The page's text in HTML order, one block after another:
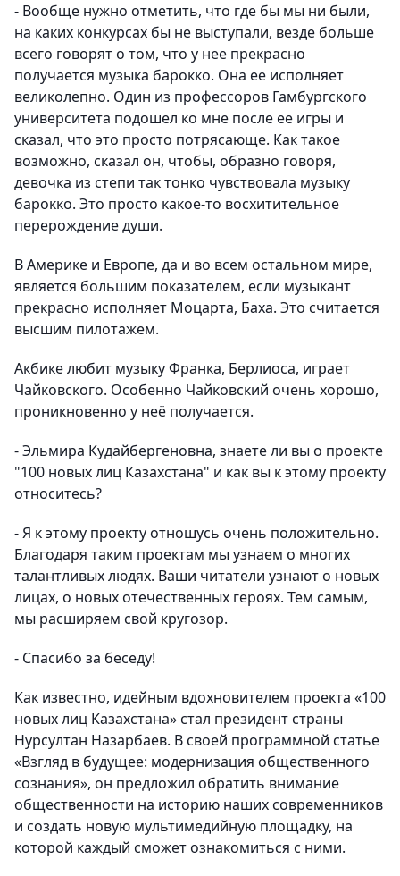
- Вообще нужно отметить, что где бы мы ни были,
на каких конкурсах бы не выступали, везде больше
всего говорят о том, что у нее прекрасно
получается музыка барокко. Она ее исполняет
великолепно. Один из профессоров Гамбургского
университета подошел ко мне после ее игры и
сказал, что это просто потрясающе. Как такое
возможно, сказал он, чтобы, образно говоря,
девочка из степи так тонко чувствовала музыку
барокко. Это просто какое-то восхитительное
перерождение души.
В Америке и Европе, да и во всем остальном мире,
является большим показателем, если музыкант
прекрасно исполняет Моцарта, Баха. Это считается
высшим пилотажем.
Акбике любит музыку Франка, Берлиоса, играет
Чайковского. Особенно Чайковский очень хорошо,
проникновенно у неё получается.
- Эльмира Кудайбергеновна, знаете ли вы о проекте
"100 новых лиц Казахстана" и как вы к этому проекту
относитесь?
- Я к этому проекту отношусь очень положительно.
Благодаря таким проектам мы узнаем о многих
талантливых людях. Ваши читатели узнают о новых
лицах, о новых отечественных героях. Тем самым,
мы расширяем свой кругозор.
- Спасибо за беседу!
Как известно, идейным вдохновителем проекта «100
новых лиц Казахстана» стал президент страны
Нурсултан Назарбаев. В своей программной статье
«Взгляд в будущее: модернизация общественного
сознания», он предложил обратить внимание
общественности на историю наших современников
и создать новую мультимедийную площадку, на
которой каждый сможет ознакомиться с ними.